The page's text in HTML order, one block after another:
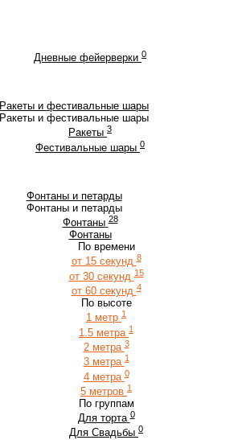
Дневные фейерверки 0
Ракеты и фестивальные шары
Ракеты и фестивальные шары
Ракеты 3
Фестивальные шары 0
Фонтаны и петарды
Фонтаны и петарды
Фонтаны 28
Фонтаны
По времени
от 15 секунд 8
от 30 секунд 15
от 60 секунд 4
По высоте
1 метр 1
1.5 метра 1
2 метра 3
3 метра 1
4 метра 0
5 метров 1
По группам
Для торта 0
Для Свадьбы 0